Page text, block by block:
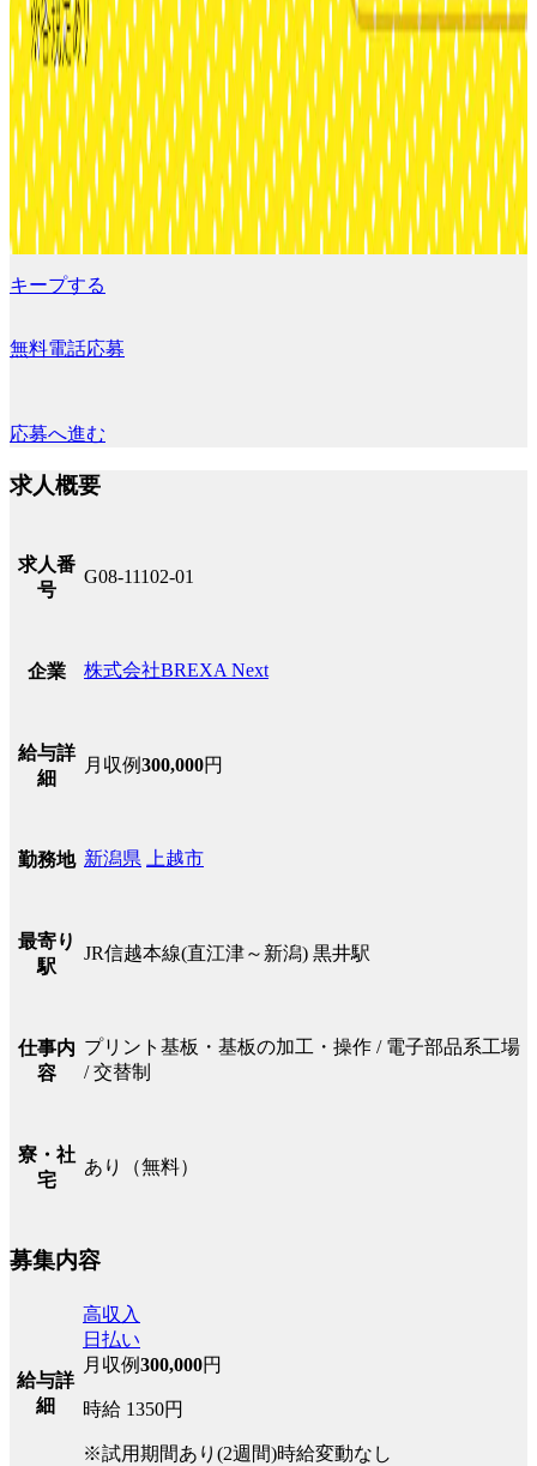
キープする
無料電話応募
応募へ進む
求人概要
求人番
号
G08-11102-01
企業 株式会社BREXA Next
給与詳
細
月収例300,000円
勤務地 新潟県 上越市
最寄り
駅
JR信越本線(直江津～新潟) 黒井駅
仕事内
容
プリント基板・基板の加工・操作 / 電子部品系工場
/ 交替制
寮・社
宅
あり（無料）
募集内容
給与詳
細
高収入
日払い
月収例300,000円
時給 1350円
※試用期間あり(2週間)時給変動なし